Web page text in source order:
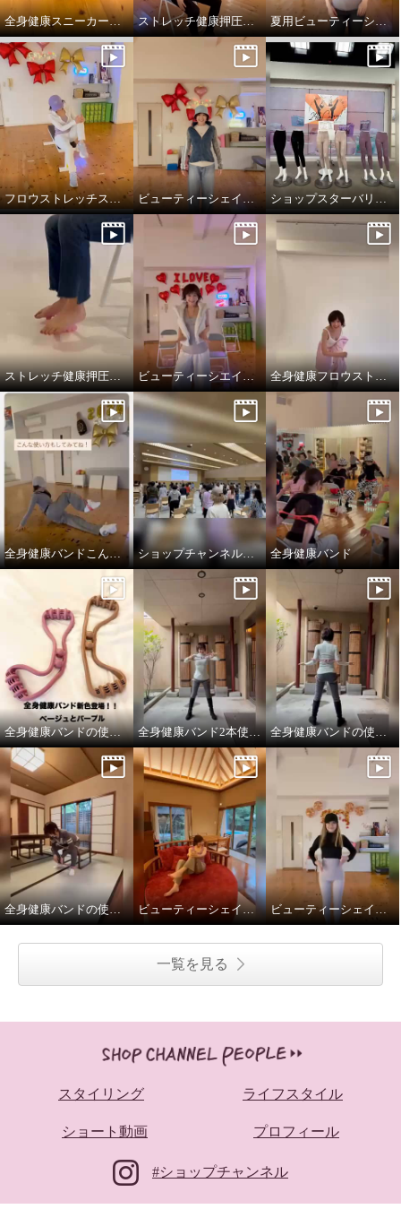
全身健康スニーカーサンダルデビューです。 ストレッチ健康押圧リング 夏用ビューティーシェイパー
フロウストレッチスニーカー新色 ビューティーシェイパーやわらかフィット ショップスターバリュー樫木メソッドビューティースパッツ
ストレッチ健康押圧リングデビュー ビューティーシエイパーやわらかフィット 全身健康フロウストレッチ
全身健康バンドこんな使い方もしてみてね！ ショップチャンネルイベントで全身健康バンド 全身健康バンド
全身健康バンドの使い方 全身健康バンド2本使い② 全身健康バンドの使い方
全身健康バンドの使い方 ビューティーシェイパー ビューティーシェイパーやわらかフィットベージュ色
一覧を見る
スタイリング ライフスタイル
ショート動画 プロフィール
#ショップチャンネル